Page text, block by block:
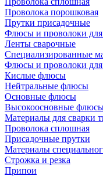
Проволока порошковая
Прутки присадочные
Флюсы и проволоки для
Ленты сварочные
Специализированные
Флюсы и проволоки для
Кислые флюсы
Нейтральные флюсы
Основные флюсы
Высокоосновные
Материалы для сварки
Проволока сплошная
Присадочные прутки
Материалы
Строжка и резка
Припои